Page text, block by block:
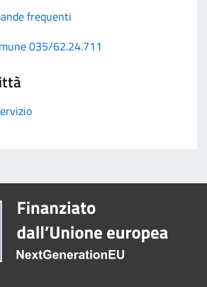
frequenti
035/62.24.711